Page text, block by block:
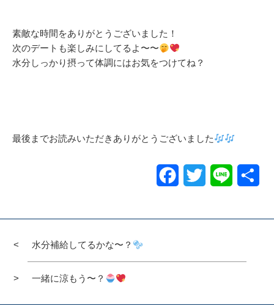
素敵な時間をありがとうございました！
次のデートも楽しみにしてるよ〜〜
水分しっかり摂って体調にはお気をつけてね？
最後までお読みいただきありがとうございました
Facebook
Twitter Line
水分補給してるかな〜？
一緒に涼もう〜？